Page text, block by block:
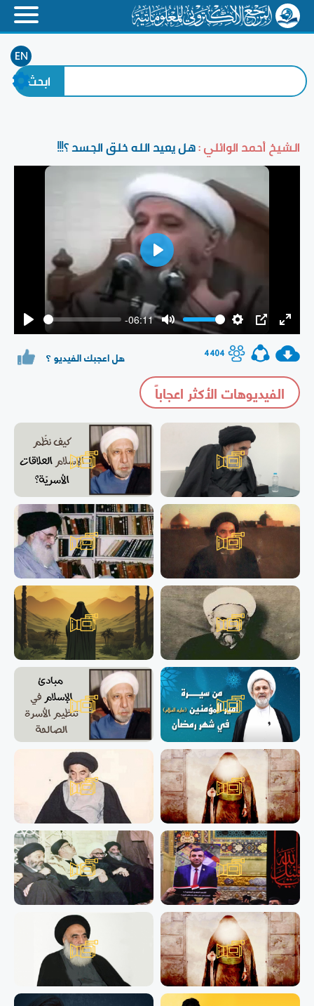
EN
الشيخ أحمد الوائلي :هل يعيد الله خلق الجسد ؟!!!
Play
-06:11
Mute
Settings
PIP Enter
Play
4404 هل اعجبك الفيديو ؟
الفيديوهات الأكثر اعجاباً